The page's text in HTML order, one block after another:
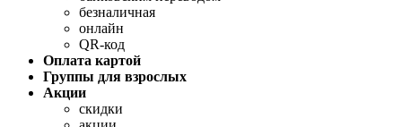
безналичная
онлайн
QR-код
Оплата картой
Группы для взрослых
Акции
скидки